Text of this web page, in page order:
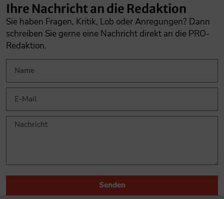
Ihre Nachricht an die Redaktion
Sie haben Fragen, Kritik, Lob oder Anregungen? Dann
schreiben Sie gerne eine Nachricht direkt an die PRO-
Redaktion.
Senden